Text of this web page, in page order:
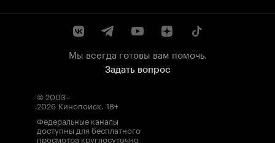
Мы всегда готовы вам помочь.
Задать вопрос
© 2003–
2026 Кинопоиск. 18+
Федеральные каналы
доступны для бесплатного
просмотра круглосуточно